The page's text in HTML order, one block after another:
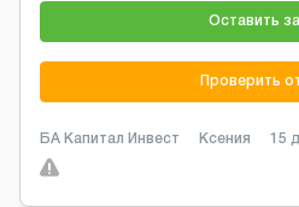
Оставить
Проверить
БА Капитал Инвест Ксения 15